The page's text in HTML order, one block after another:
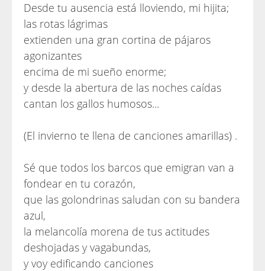
Desde tu ausencia está lloviendo, mi hijita;
las rotas lágrimas
extienden una gran cortina de pájaros
agonizantes
encima de mi sueño enorme;
y desde la abertura de las noches caídas
cantan los gallos humosos...
(El invierno te llena de canciones amarillas) .
Sé que todos los barcos que emigran van a
fondear en tu corazón,
que las golondrinas saludan con su bandera
azul,
la melancolía morena de tus actitudes
deshojadas y vagabundas,
y voy edificando canciones